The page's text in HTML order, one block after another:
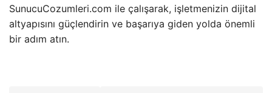
SunucuCozumleri.com ile çalışarak, işletmenizin dijital
altyapısını güçlendirin ve başarıya giden yolda önemli
bir adım atın.